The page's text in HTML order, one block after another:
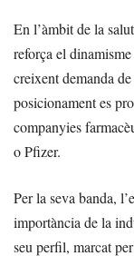
En l’àmbit de la
reforça el
creixent demanda
posicionament es
companyies
o Pfizer.
Per la seva banda,
importància de la
seu perfil, marcat